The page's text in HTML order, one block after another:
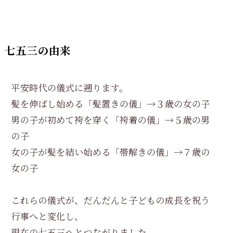
七五三の由来
平安時代の儀式に遡ります。
髪を伸ばし始める「髪置きの儀」→３歳の女の子
男の子が初めて袴を穿く「袴着の儀」→５歳の男
の子
女の子が髪を結い始める「帯解きの儀」→７歳の
女の子
これらの儀式が、だんだんと子どもの成長を祝う
行事へと変化し、